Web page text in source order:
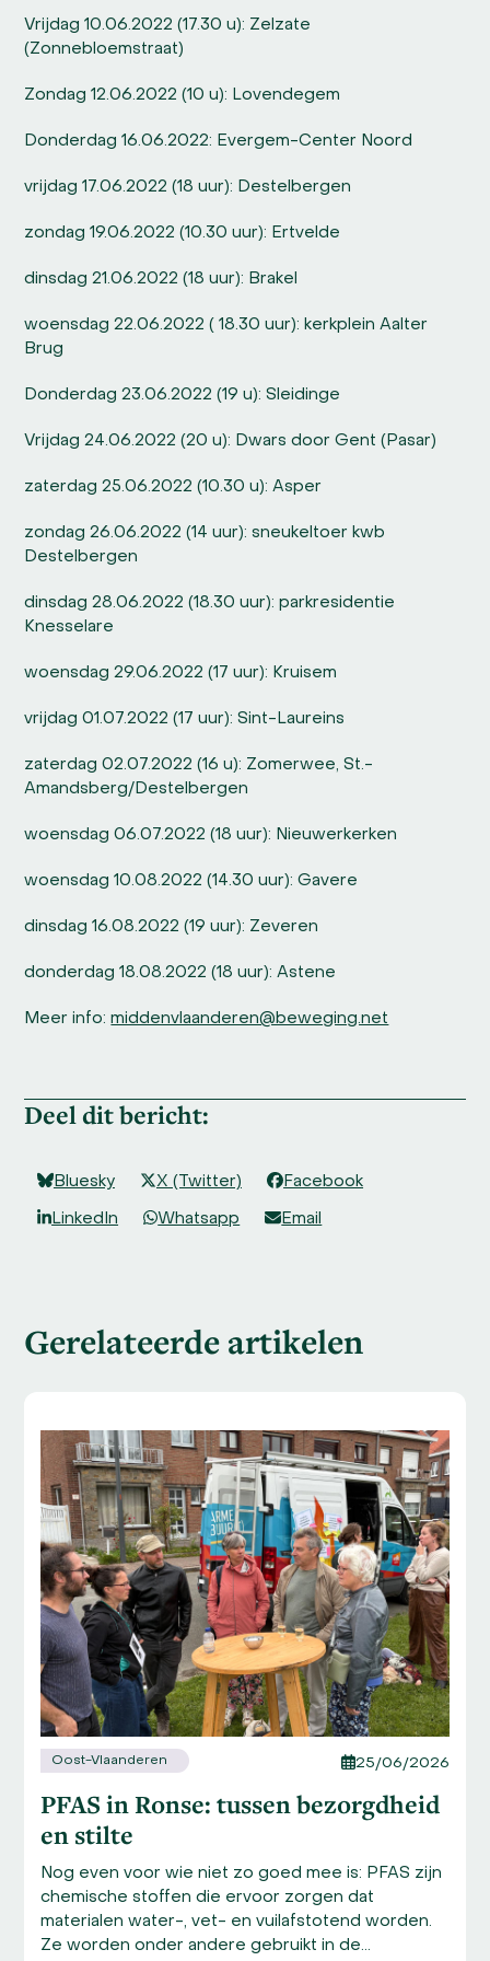
Vrijdag 10.06.2022 (17.30 u): Zelzate
(Zonnebloemstraat)
Zondag 12.06.2022 (10 u): Lovendegem
Donderdag 16.06.2022: Evergem-Center Noord
vrijdag 17.06.2022 (18 uur): Destelbergen
zondag 19.06.2022 (10.30 uur): Ertvelde
dinsdag 21.06.2022 (18 uur): Brakel
woensdag 22.06.2022 ( 18.30 uur): kerkplein Aalter
Brug
Donderdag 23.06.2022 (19 u): Sleidinge
Vrijdag 24.06.2022 (20 u): Dwars door Gent (Pasar)
zaterdag 25.06.2022 (10.30 u): Asper
zondag 26.06.2022 (14 uur): sneukeltoer kwb
Destelbergen
dinsdag 28.06.2022 (18.30 uur): parkresidentie
Knesselare
woensdag 29.06.2022 (17 uur): Kruisem
vrijdag 01.07.2022 (17 uur): Sint-Laureins
zaterdag 02.07.2022 (16 u): Zomerwee, St.-
Amandsberg/Destelbergen
woensdag 06.07.2022 (18 uur): Nieuwerkerken
woensdag 10.08.2022 (14.30 uur): Gavere
dinsdag 16.08.2022 (19 uur): Zeveren
donderdag 18.08.2022 (18 uur): Astene
Meer info:middenvlaanderen@beweging.net
Deel dit bericht:
Bluesky X (Twitter) Facebook
LinkedIn Whatsapp Email
Gerelateerde artikelen
the
left
and
right
arrow
keys
to
access
the
carousel
navigation
buttons
Oost-Vlaanderen 25/06/2026
PFAS in Ronse: tussen bezorgdheid
en stilte
Nog even voor wie niet zo goed mee is: PFAS zijn
chemische stoffen die ervoor zorgen dat
materialen water-, vet- en vuilafstotend worden.
Ze worden onder andere gebruikt in de…